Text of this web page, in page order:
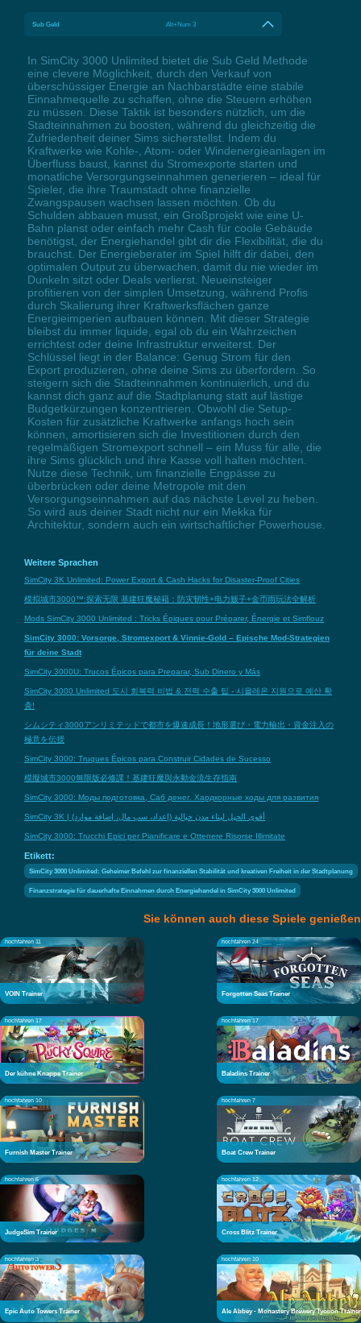
Sub Geld Alt+Num 3
In SimCity 3000 Unlimited bietet die Sub Geld Methode
eine clevere Möglichkeit, durch den Verkauf von
überschüssiger Energie an Nachbarstädte eine stabile
Einnahmequelle zu schaffen, ohne die Steuern erhöhen
zu müssen. Diese Taktik ist besonders nützlich, um die
Stadteinnahmen zu boosten, während du gleichzeitig die
Zufriedenheit deiner Sims sicherstellst. Indem du
Kraftwerke wie Kohle-, Atom- oder Windenergieanlagen im
Überfluss baust, kannst du Stromexporte starten und
monatliche Versorgungseinnahmen generieren – ideal für
Spieler, die ihre Traumstadt ohne finanzielle
Zwangspausen wachsen lassen möchten. Ob du
Schulden abbauen musst, ein Großprojekt wie eine U-
Bahn planst oder einfach mehr Cash für coole Gebäude
benötigst, der Energiehandel gibt dir die Flexibilität, die du
brauchst. Der Energieberater im Spiel hilft dir dabei, den
optimalen Output zu überwachen, damit du nie wieder im
Dunkeln sitzt oder Deals verlierst. Neueinsteiger
profitieren von der simplen Umsetzung, während Profis
durch Skalierung ihrer Kraftwerksflächen ganze
Energieimperien aufbauen können. Mit dieser Strategie
bleibst du immer liquide, egal ob du ein Wahrzeichen
errichtest oder deine Infrastruktur erweiterst. Der
Schlüssel liegt in der Balance: Genug Strom für den
Export produzieren, ohne deine Sims zu überfordern. So
steigern sich die Stadteinnahmen kontinuierlich, und du
kannst dich ganz auf die Stadtplanung statt auf lästige
Budgetkürzungen konzentrieren. Obwohl die Setup-
Kosten für zusätzliche Kraftwerke anfangs hoch sein
können, amortisieren sich die Investitionen durch den
regelmäßigen Stromexport schnell – ein Muss für alle, die
ihre Sims glücklich und ihre Kasse voll halten möchten.
Nutze diese Technik, um finanzielle Engpässe zu
überbrücken oder deine Metropole mit den
Versorgungseinnahmen auf das nächste Level zu heben.
So wird aus deiner Stadt nicht nur ein Mekka für
Architektur, sondern auch ein wirtschaftlicher Powerhouse.
Weitere Sprachen
SimCity 3K Unlimited: Power Export & Cash Hacks for Disaster-Proof Cities
模拟城市3000™:探索无限 基建狂魔秘籍：防灾韧性+电力贩子+金币雨玩法全解析
Mods SimCity 3000 Unlimited : Tricks Épiques pour Préparer, Énergie et Simflouz
SimCity 3000: Vorsorge, Stromexport & Vinnie-Gold – Epische Mod-Strategien
für deine Stadt
SimCity 3000U: Trucos Épicos para Preparar, Sub Dinero y Más
SimCity 3000 Unlimited 도시 회복력 비법 & 전력 수출 팁 - 시몰레온 지원으로 예산 확
충!
シムシティ3000アンリミテッドで都市を爆速成長！地形選び・電力輸出・資金注入の
極意を伝授
SimCity 3000: Truques Épicos para Construir Cidades de Sucesso
模擬城市3000無限版必修課！基建狂魔與永動金流生存指南
SimCity 3000: Моды подготовка, Саб денег. Хардкорные ходы для развития
SimCity 3K | أقوى الحيل لبناء مدن خيالية (إعداد، سب مال، إضافة موارد)
SimCity 3000: Trucchi Epici per Pianificare e Ottenere Risorse Illimitate
Etikett:
SimCity 3000 Unlimited: Geheimer Befehl zur finanziellen Stabilität und kreativen Freiheit in der Stadtplanung
Finanzstrategie für dauerhafte Einnahmen durch Energiehandel in SimCity 3000 Unlimited
Sie können auch diese Spiele genießen
hochfahren 11
VOIN Trainer
hochfahren 24
Forgotten Seas Trainer
hochfahren 17
Der kühne Knappe Trainer
hochfahren 17
Baladins Trainer
hochfahren 10
Furnish Master Trainer
hochfahren 7
Boat Crew Trainer
hochfahren 6
JudgeSim Trainer
hochfahren 12
Cross Blitz Trainer
hochfahren 3
Epic Auto Towers Trainer
hochfahren 10
Ale Abbey - Monastery Brewery Tycoon Trainer